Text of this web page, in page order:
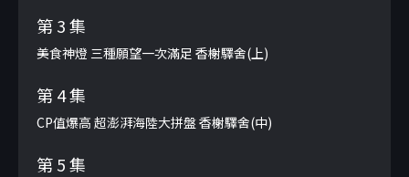
第 3 集
美食神燈 三種願望一次滿足 香榭驛舍(上)
第 4 集
CP值爆高 超澎湃海陸大拼盤 香榭驛舍(中)
第 5 集